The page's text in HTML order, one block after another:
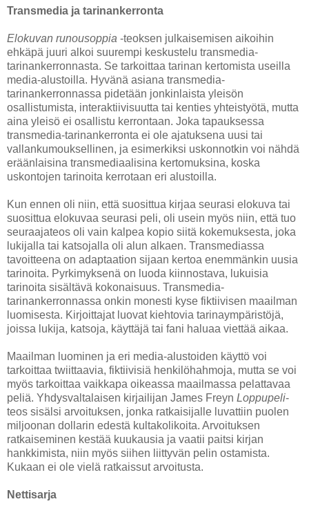
Transmedia ja tarinankerronta
Elokuvan runousoppia -teoksen julkaisemisen aikoihin
ehkäpä juuri alkoi suurempi keskustelu transmedia-
tarinankerronnasta. Se tarkoittaa tarinan kertomista useilla
media-alustoilla. Hyvänä asiana transmedia-
tarinankerronnassa pidetään jonkinlaista yleisön
osallistumista, interaktiivisuutta tai kenties yhteistyötä, mutta
aina yleisö ei osallistu kerrontaan. Joka tapauksessa
transmedia-tarinankerronta ei ole ajatuksena uusi tai
vallankumouksellinen, ja esimerkiksi uskonnotkin voi nähdä
eräänlaisina transmediaalisina kertomuksina, koska
uskontojen tarinoita kerrotaan eri alustoilla.
Kun ennen oli niin, että suosittua kirjaa seurasi elokuva tai
suosittua elokuvaa seurasi peli, oli usein myös niin, että tuo
seuraajateos oli vain kalpea kopio siitä kokemuksesta, joka
lukijalla tai katsojalla oli alun alkaen. Transmediassa
tavoitteena on adaptaation sijaan kertoa enemmänkin uusia
tarinoita. Pyrkimyksenä on luoda kiinnostava, lukuisia
tarinoita sisältävä kokonaisuus. Transmedia-
tarinankerronnassa onkin monesti kyse fiktiivisen maailman
luomisesta. Kirjoittajat luovat kiehtovia tarinaympäristöjä,
joissa lukija, katsoja, käyttäjä tai fani haluaa viettää aikaa.
Maailman luominen ja eri media-alustoiden käyttö voi
tarkoittaa twiittaavia, fiktiivisiä henkilöhahmoja, mutta se voi
myös tarkoittaa vaikkapa oikeassa maailmassa pelattavaa
peliä. Yhdysvaltalaisen kirjailijan James Freyn Loppupeli-
teos sisälsi arvoituksen, jonka ratkaisijalle luvattiin puolen
miljoonan dollarin edestä kultakolikoita. Arvoituksen
ratkaiseminen kestää kuukausia ja vaatii paitsi kirjan
hankkimista, niin myös siihen liittyvän pelin ostamista.
Kukaan ei ole vielä ratkaissut arvoitusta.
Nettisarja